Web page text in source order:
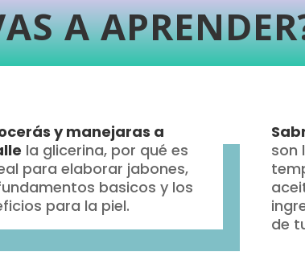
A
y manejaras a
la glicerina, por qué es
para elaborar jabones,
basicos y los
para la piel.
son
de